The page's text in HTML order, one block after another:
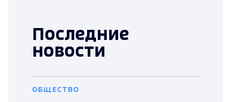
Последние
новости
ОБЩЕСТВО